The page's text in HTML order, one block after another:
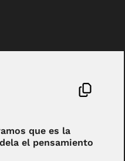
que es la
el pensamiento